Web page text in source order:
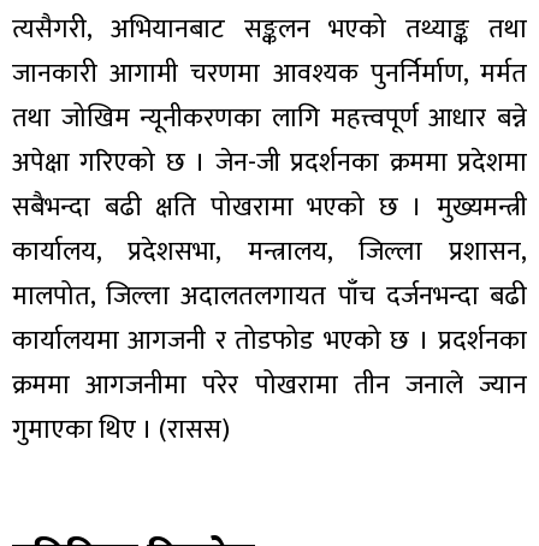
त्यसैगरी, अभियानबाट सङ्कलन भएको तथ्याङ्क तथा
जानकारी आगामी चरणमा आवश्यक पुनर्निर्माण, मर्मत
तथा जोखिम न्यूनीकरणका लागि महत्त्वपूर्ण आधार बन्ने
अपेक्षा गरिएको छ । जेन-जी प्रदर्शनका क्रममा प्रदेशमा
सबैभन्दा बढी क्षति पोखरामा भएको छ । मुख्यमन्त्री
कार्यालय, प्रदेशसभा, मन्त्रालय, जिल्ला प्रशासन,
मालपोत, जिल्ला अदालतलगायत पाँच दर्जनभन्दा बढी
कार्यालयमा आगजनी र तोडफोड भएको छ । प्रदर्शनका
क्रममा आगजनीमा परेर पोखरामा तीन जनाले ज्यान
गुमाएका थिए । (रासस)